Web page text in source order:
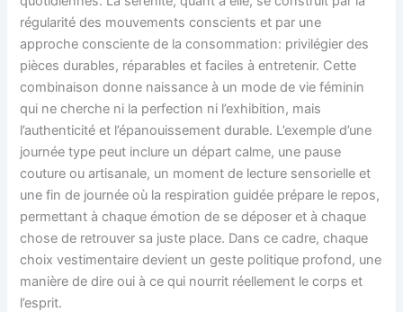
régularité des mouvements conscients et par une
approche consciente de la consommation: privilégier des
pièces durables, réparables et faciles à entretenir. Cette
combinaison donne naissance à un mode de vie féminin
qui ne cherche ni la perfection ni l’exhibition, mais
l’authenticité et l’épanouissement durable. L’exemple d’une
journée type peut inclure un départ calme, une pause
couture ou artisanale, un moment de lecture sensorielle et
une fin de journée où la respiration guidée prépare le repos,
permettant à chaque émotion de se déposer et à chaque
chose de retrouver sa juste place. Dans ce cadre, chaque
choix vestimentaire devient un geste politique profond, une
manière de dire oui à ce qui nourrit réellement le corps et
l’esprit.